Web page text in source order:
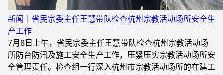
新闻｜省民宗委主任王慧带队检查杭州宗教活动场所安全生
产工作
7月8日上午，省民宗委主任王慧带队检查杭州宗教活动场
所防台防汛及施工安全生产工作，压紧压实宗教活动场所安
全管理责任。检查组一行深入杭州市宗教活动场所的在建工